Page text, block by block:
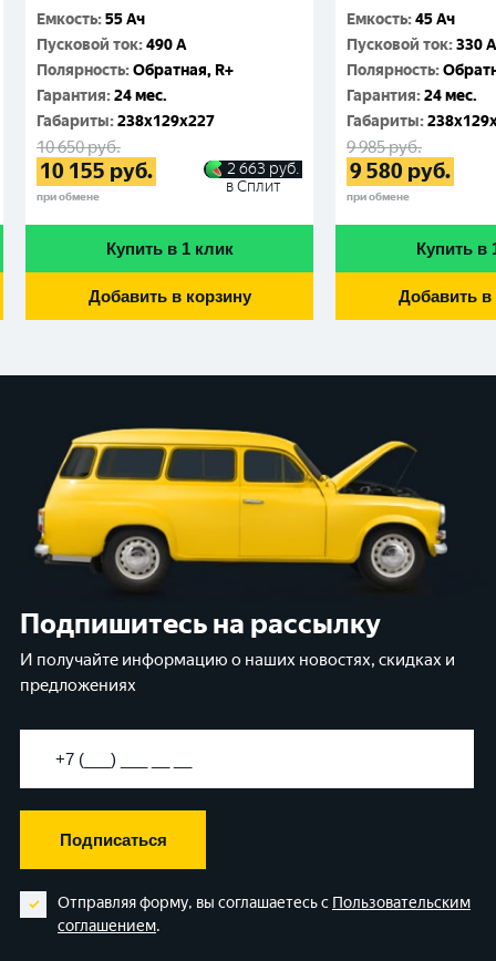
Емкость:55 Ач
Пусковой ток:490 А
Полярность:Обратная, R+
Гарантия:24 мес.
Габариты:238x129x227
10 650руб.
10 155 руб.
при обмене
2 663 руб.
в Сплит
Купить в 1 клик
Добавить в корзину
Емкость:45 Ач
Пусковой ток:330 A
Полярность:
Гарантия:24 мес.
Габариты:
9 985руб.
9 580 руб.
при обмене
Купить в
Добавить в
Подпишитесь на рассылку
И получайте информацию о наших новостях, скидках и
предложениях
Подписаться
Отправляя форму, вы соглашаетесь с Пользовательским
соглашением.